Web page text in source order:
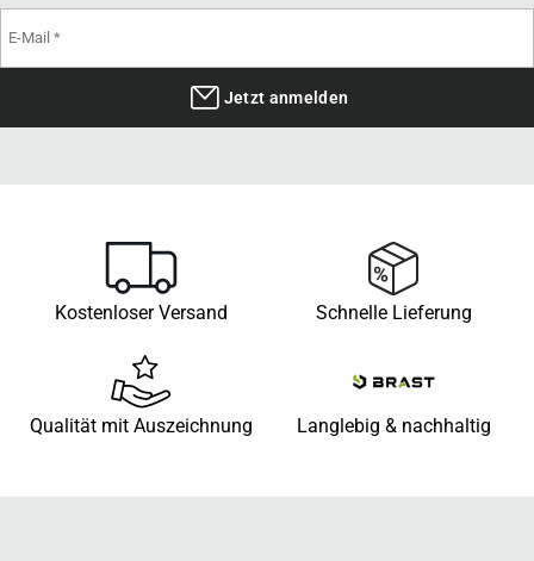
Jetzt anmelden
Kostenloser Versand Schnelle Lieferung
Qualität mit Auszeichnung Langlebig & nachhaltig